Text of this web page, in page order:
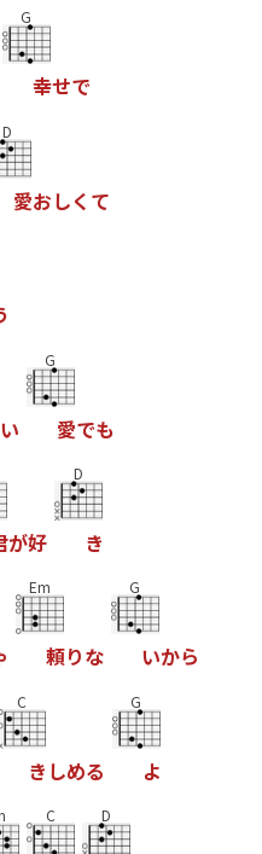
G
幸せで
D
愛おしく て
い
G
愛でも
が好
D
き
Em
頼りな
G
いから
C
き しめる
G
よ
C D